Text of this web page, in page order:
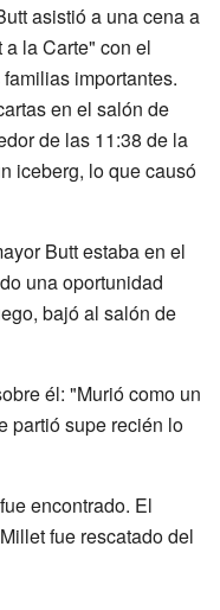
asistió a una cena a
la Carte" con el
importantes.
en el salón de
de las 11:38 de la
iceberg, lo que causó
Butt estaba en el
una oportunidad
bajó al salón de
él: "Murió como un
partió supe recién lo
encontrado. El
fue rescatado del